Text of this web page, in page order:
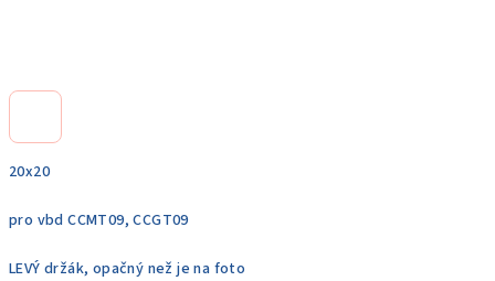
20x20
pro vbd CCMT09, CCGT09
LEVÝ držák, opačný než je na foto